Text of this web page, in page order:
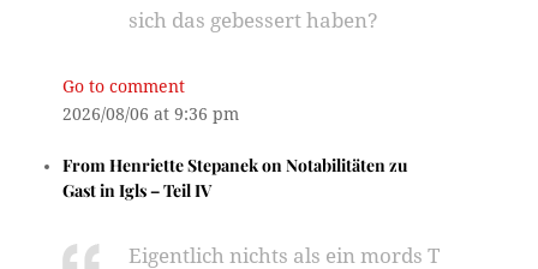
sich das gebessert haben?
Go to comment
2026/08/06 at 9:36 pm
FromHenriette StepanekonNotabilitäten zu
Gast in Igls – Teil IV
Eigentlich nichts als ein mords T